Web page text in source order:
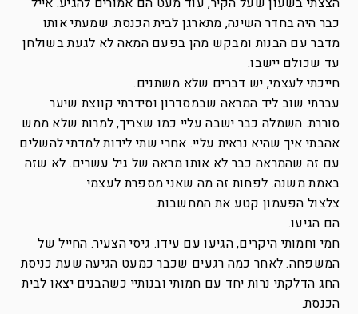
כבר היה בחדר השינה, מתארגן לבית הכנסת. שמעתי אותו
מדבר עם הבנות ומבקש מהן בפעם המאה לא לגעת בשולחן
עד שכולם יישבו.
חייכתי לעצמי, יש דברים שלא משתנים.
עברתי שוב ליד המראה שבמסדרון וסידרתי קווצת שיער
סוררת. השמלה כבר ישבה עליי כמו שצריך, למרות שלא ממש
אהבתי איך שהיא נראית עליי. אחרי שתי לידות למדתי להשלים
עם זה שהמראה כבר לא אותו מראה של גיל עשרים. לא שזה
באמת משנה. לפחות זה מה שאני מספרת לעצמי.
צלצול הפעמון קטע את המחשבות.
הם הגיעו.
חמי וחמותי היקרים, הגיעו עם עידו. גיסי הצעיר. החייל של
המשפחה. לאחר כמה רגעים שכבר כמעט הגיעה שעת כניסת
החג הדלקתי נרות יחד עם חמותי ובנותיי כשהבנים יצאו לבית
הכנסת.